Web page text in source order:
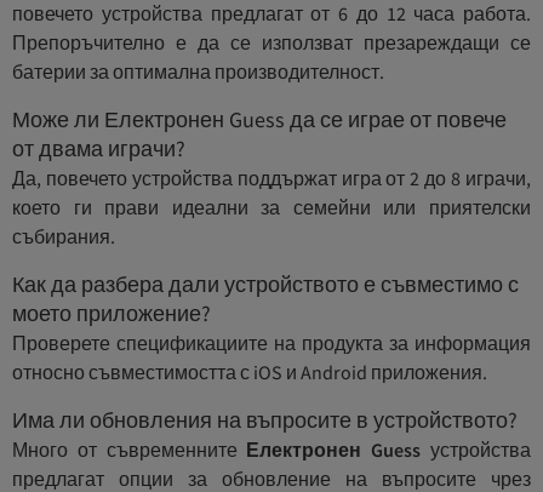
повечето устройства предлагат от 6 до 12 часа работа.
Препоръчително е да се използват презареждащи се
батерии за оптимална производителност.
Може ли Електронен Guess да се играе от повече
от двама играчи?
Да, повечето устройства поддържат игра от 2 до 8 играчи,
което ги прави идеални за семейни или приятелски
събирания.
Как да разбера дали устройството е съвместимо с
моето приложение?
Проверете спецификациите на продукта за информация
относно съвместимостта с iOS и Android приложения.
Има ли обновления на въпросите в устройството?
Много от съвременните Електронен Guess устройства
предлагат опции за обновление на въпросите чрез